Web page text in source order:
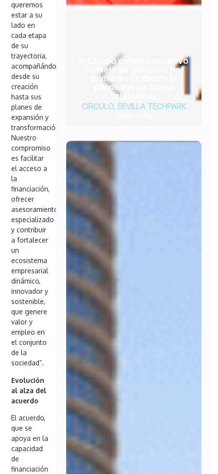
queremos
estar a su
lado en
cada etapa
de su
trayectoria,
acompañándolas
desde su
creación
hasta sus
planes de
expansión y
transformación.
Nuestro
compromiso
es facilitar
el acceso a
la
financiación,
ofrecer
asesoramiento
especializado
y contribuir
a fortalecer
un
ecosistema
empresarial
dinámico,
innovador y
sostenible,
que genere
valor y
empleo en
el conjunto
de la
sociedad”.
Evolución
al alza del
acuerdo
El acuerdo,
que se
apoya en la
capacidad
de
financiación
El Círculo celebra un nuevo
consejo de gobierno por
primera vez desde la
pandemia de forma
telemática.
CÍRCULO, SEVILLA TECHPARK